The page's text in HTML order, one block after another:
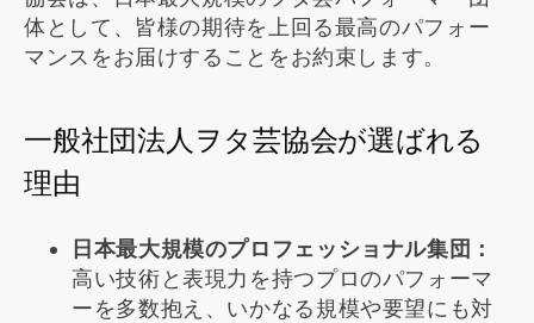
体として、皆様の期待を上回る最高のパフォー
マンスをお届けすることをお約束します。
一般社団法人ヲタ芸協会が選ばれる
理由
日本最大規模のプロフェッショナル集団：
高い技術と表現力を持つプロのパフォーマ
ーを多数抱え、いかなる規模や要望にも対